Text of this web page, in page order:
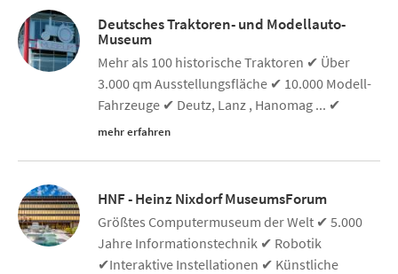
Deutsches Traktoren- und Modellauto-
Museum
Mehr als 100 historische Traktoren ✔ Über
3.000 qm Ausstellungsfläche ✔ 10.000 Modell-
Fahrzeuge ✔ Deutz, Lanz , Hanomag ... ✔
mehr erfahren
HNF - Heinz Nixdorf MuseumsForum
Größtes Computermuseum der Welt ✔ 5.000
Jahre Informationstechnik ✔ Robotik
✔Interaktive Instellationen ✔ Künstliche